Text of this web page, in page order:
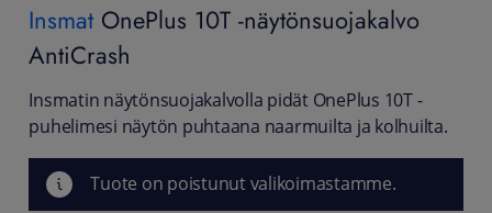
Insmat OnePlus 10T -näytönsuojakalvo
AntiCrash
Insmatin näytönsuojakalvolla pidät OnePlus 10T -
puhelimesi näytön puhtaana naarmuilta ja kolhuilta.
Tuote on poistunut valikoimastamme.